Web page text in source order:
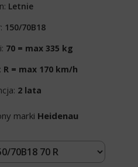
Letnie
150/70B18
70 = max 335 kg
R = max 170 km/h
2 lata
marki Heidenau